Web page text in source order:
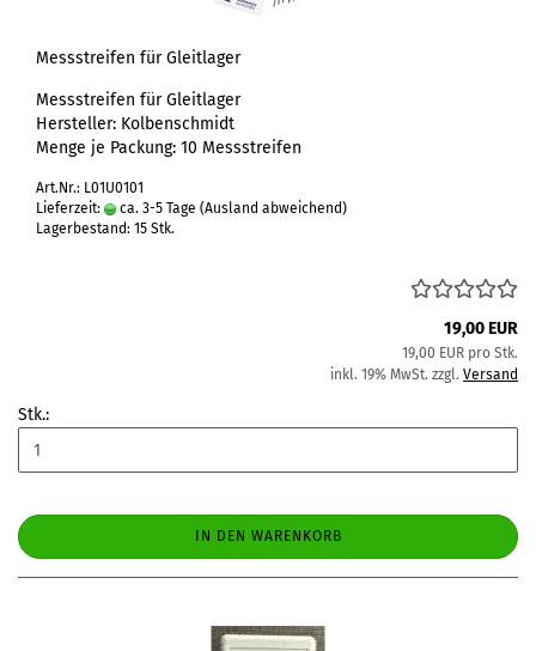
Messstreifen für Gleitlager
Messstreifen für Gleitlager
Hersteller: Kolbenschmidt
Menge je Packung: 10 Messstreifen
Art.Nr.: L01U0101
Lieferzeit:
ca. 3-5 Tage (Ausland abweichend)
Lagerbestand: 15 Stk.
19,00 EUR
19,00 EUR pro Stk.
inkl. 19% MwSt. zzgl. Versand
Stk.:
IN DEN WARENKORB